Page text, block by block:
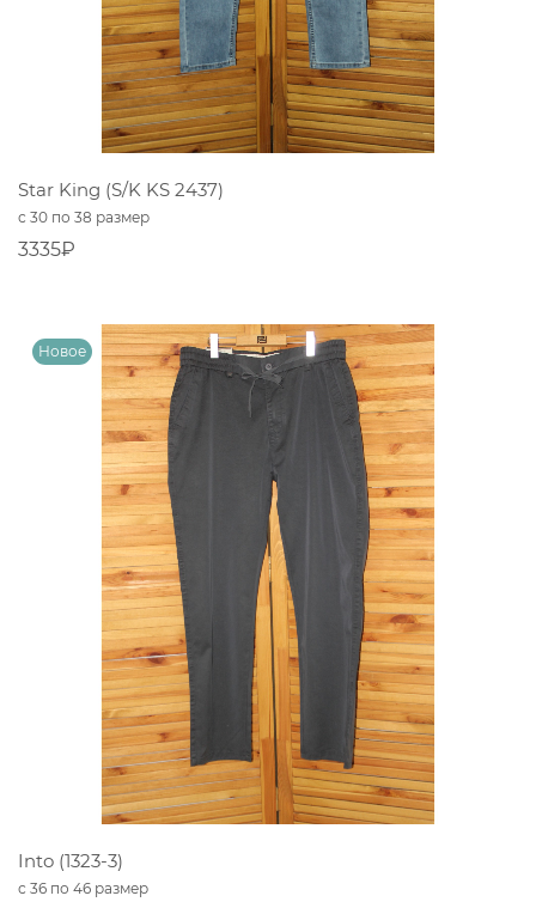
Star King (S/K KS 2437)
с 30 по 38 размер
3335₽
Into (1323-3)
с 36 по 46 размер